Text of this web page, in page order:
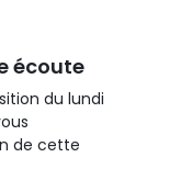
écoute
du lundi
de cette